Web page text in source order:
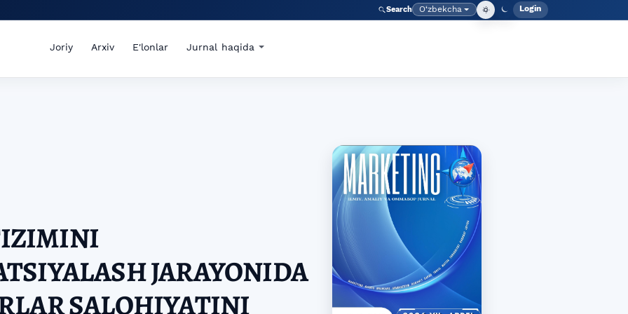
Search Language
O‘zbekcha Admin
Login
Joriy Arxiv E'lonlar Jurnal haqida
JARAYONIDA
SALOHIYATINI